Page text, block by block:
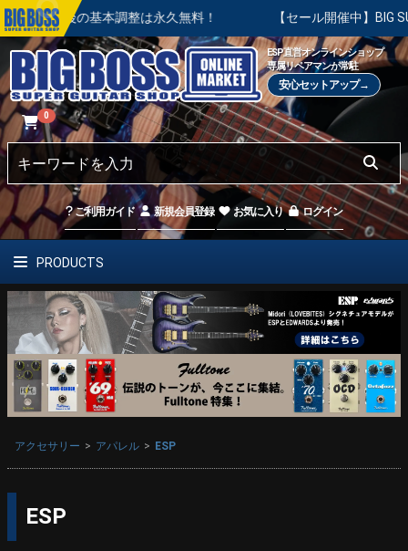
後の基本調整は永久無料！ 【セール開催中】BIG
ESP直営オンラインショップ
専属リペアマンが常駐
安心セットアップ→
0
ご利用ガイド 新規会員登録 お気に入り ログイン
PRODUCTS
アクセサリー アパレル ESP
ESP